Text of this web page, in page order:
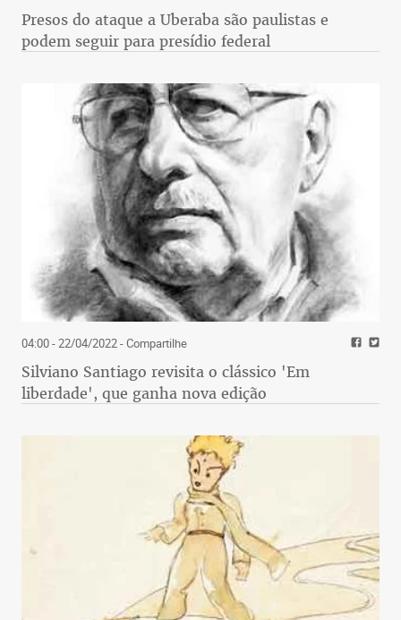
Presos do ataque a Uberaba são paulistas e
podem seguir para presídio federal
04:00 - 22/04/2022- Compartilhe
Silviano Santiago revisita o clássico 'Em
liberdade', que ganha nova edição